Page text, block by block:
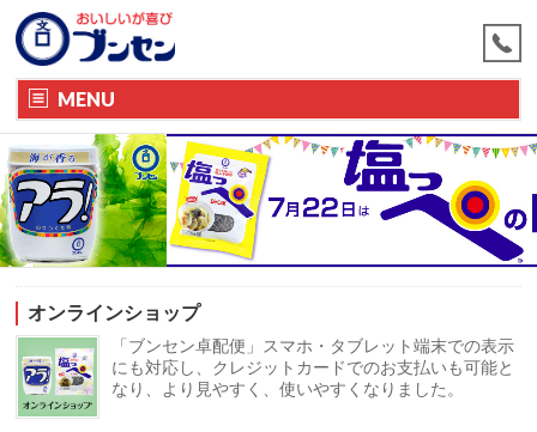
MENU
オンラインショップ
「ブンセン卓配便」スマホ・タブレット端末での表示
にも対応し、クレジットカードでのお支払いも可能と
なり、より見やすく、使いやすくなりました。